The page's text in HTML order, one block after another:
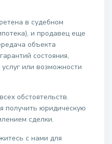
в судебном
и продавец еще
объекта
состояния,
или возможности
обстоятельств.
получить юридическую
сделки.
с нами для